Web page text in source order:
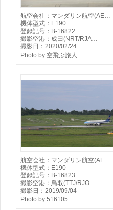
航空会社：マンダリン航空(AE…
機体型式：E190
登録記号：B-16822
撮影空港：成田(NRT/RJA…
撮影日：2020/02/24
Photo by 空飛ぶ旅人
航空会社：マンダリン航空(AE…
機体型式：E190
登録記号：B-16823
撮影空港：鳥取(TTJ/RJO…
撮影日：2019/09/04
Photo by 516105